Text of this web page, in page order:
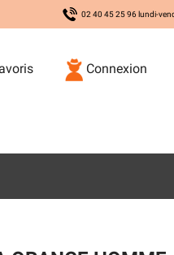
02 40 45 25 96 lundi-
Connexion